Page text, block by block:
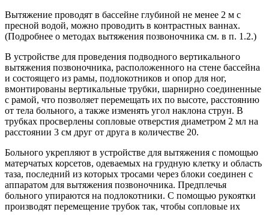
Вытяжение проводят в бассейне глубиной не менее 2 м с
пресной водой, можно проводить в контрастных ваннах.
(Подробнее о методах вытяжения позвоночника см. в п. 1.2.)
В устройстве для проведения подводного вертикального
вытяжения позвоночника, расположенного на стене бассейна
и состоящего из рамы, подлокотников и опор для ног,
вмонтированы вертикальные трубки, шарнирно соединенные
с рамой, что позволяет перемещать их по высоте, расстоянию
от тела больного, а также изменять угол наклона струн. В
трубках просверлены сопловые отверстия диаметром 2 мл на
расстоянии 3 см друг от друга в количестве 20.
Больного укрепляют в устройстве для вытяжения с помощью
матерчатых корсетов, одеваемых на грудную клетку и область
таза, последний из которых тросами через блоки соединен с
аппаратом для вытяжения позвоночника. Предплечья
больного упираются на подлокотники. С помощью рукоятки
производят перемещение трубок так, чтобы сопловые их